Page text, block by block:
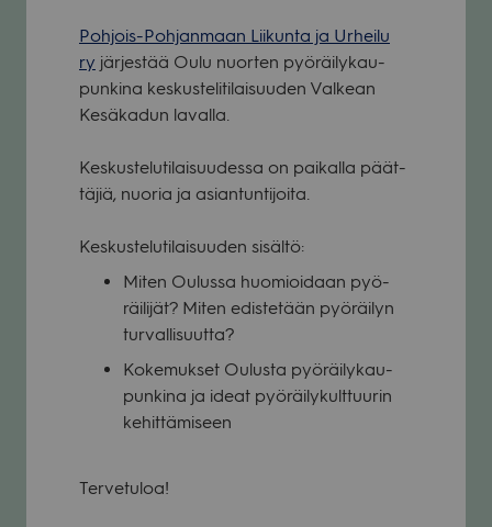
Poh­jois-Poh­jan­maan Lii­kunta ja Urheilu
ry jär­jes­tää Oulu nuor­ten pyö­räi­ly­kau­
pun­kina kes­kus­te­li­ti­lai­suu­den Val­kean
Kesä­ka­dun lavalla.
Kes­kus­te­lu­ti­lai­suu­dessa on pai­kalla päät­
tä­jiä, nuo­ria ja asian­tun­ti­joita.
Kes­kus­te­lu­ti­lai­suu­den sisältö:
Miten Oulussa huo­mioi­daan pyö­
räi­li­jät? Miten edis­te­tään pyö­räi­lyn
tur­val­li­suutta?
Koke­muk­set Oulusta pyö­räi­ly­kau­
pun­kina ja ideat pyö­räi­ly­kult­tuu­rin
kehit­tä­mi­seen
Ter­ve­tu­loa!